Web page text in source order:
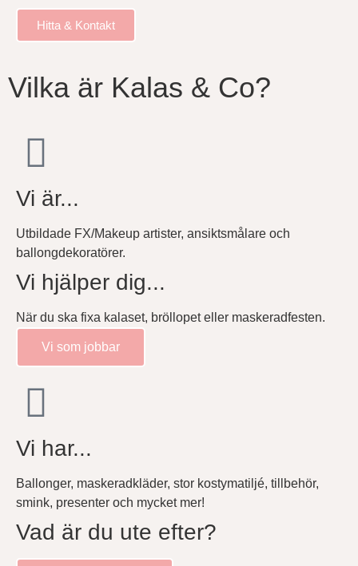
Hitta & Kontakt
Vilka är Kalas & Co?
Vi är...
Utbildade FX/Makeup artister, ansiktsmålare och
ballongdekoratörer.
Vi hjälper dig...
När du ska fixa kalaset, bröllopet eller maskeradfesten.
Vi som jobbar
Vi har...
Ballonger, maskeradkläder, stor kostymatiljé, tillbehör,
smink, presenter och mycket mer!
Vad är du ute efter?